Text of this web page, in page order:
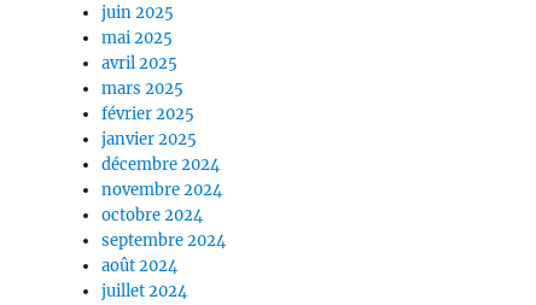
juin 2025
mai 2025
avril 2025
mars 2025
février 2025
janvier 2025
décembre 2024
novembre 2024
octobre 2024
septembre 2024
août 2024
juillet 2024